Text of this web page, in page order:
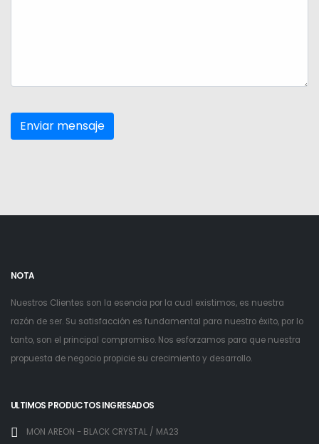
NOTA
Nuestros Clientes son la esencia por la cual existimos, es nuestra
razón de ser. Su satisfacción es fundamental para nuestro éxito, por lo
tanto, son el principal compromiso. Nos esforzamos para que nuestra
propuesta de negocio propicie su crecimiento y desarrollo.
ULTIMOS PRODUCTOS INGRESADOS
MON AREON - BLACK CRYSTAL / MA23